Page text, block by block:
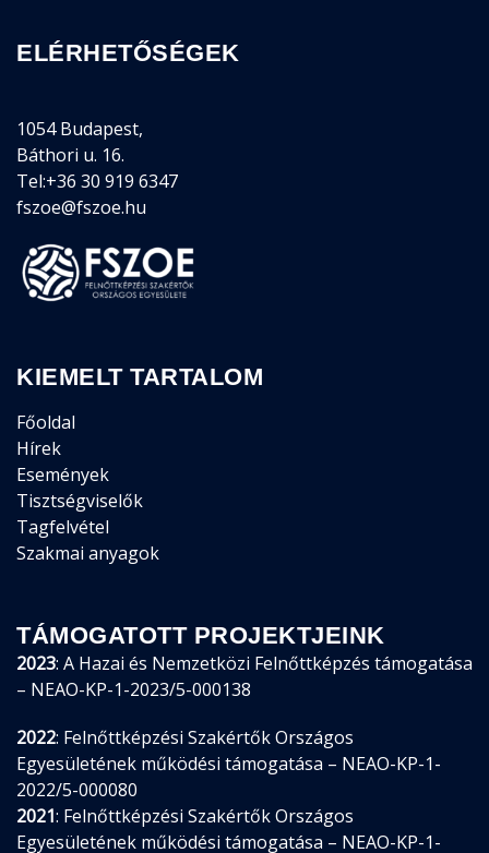
ELÉRHETŐSÉGEK
1054 Budapest,
Báthori u. 16.
Tel:+36 30 919 6347
fszoe@fszoe.hu
KIEMELT TARTALOM
Főoldal
Hírek
Események
Tisztségviselők
Tagfelvétel
Szakmai anyagok
TÁMOGATOTT PROJEKTJEINK
2023: A Hazai és Nemzetközi Felnőttképzés támogatása
– NEAO-KP-1-2023/5-000138
2022: Felnőttképzési Szakértők Országos
Egyesületének működési támogatása – NEAO-KP-1-
2022/5-000080
2021: Felnőttképzési Szakértők Országos
Egyesületének működési támogatása – NEAO-KP-1-